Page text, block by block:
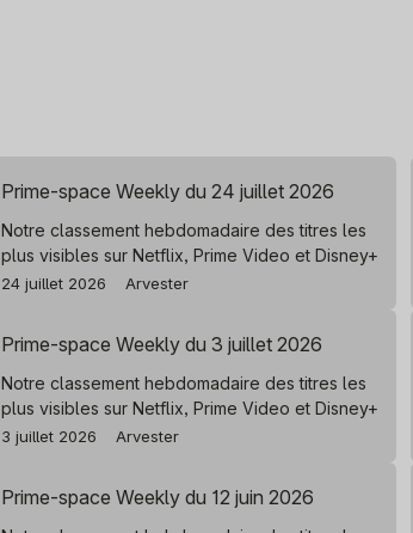
Prime-space Weekly du 24 juillet 2026
Notre classement hebdomadaire des titres les
plus visibles sur Netflix, Prime Video et Disney+
Arvester
24 juillet 2026
Prime-space Weekly du 3 juillet 2026
Notre classement hebdomadaire des titres les
plus visibles sur Netflix, Prime Video et Disney+
Arvester
3 juillet 2026
Prime-space Weekly du 12 juin 2026